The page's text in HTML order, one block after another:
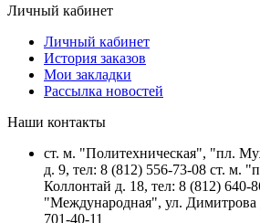
Личный кабинет
Личный кабинет
История заказов
Мои закладки
Рассылка новостей
Наши контакты
ст. м. "Политехническая", "пл.
д. 9, тел: 8 (812) 556-73-08 ст. м.
Коллонтай д. 18, тел: 8 (812)
"Международная", ул. Димитрова
701-40-11